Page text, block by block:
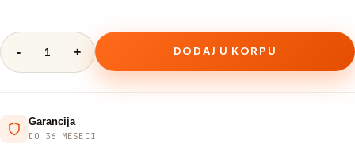
DODAJ U KORPU
Garancija
DO 36 MESECI